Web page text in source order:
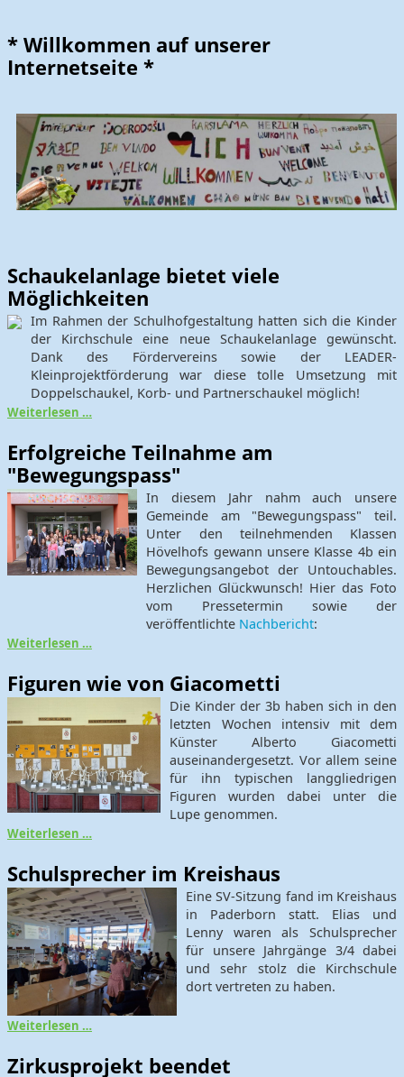
* Willkommen auf unserer
Internetseite *
Schaukelanlage bietet viele
Möglichkeiten
Im Rahmen der Schulhofgestaltung hatten sich die Kinder
der Kirchschule eine neue Schaukelanlage gewünscht.
Dank des Fördervereins sowie der LEADER-
Kleinprojektförderung war diese tolle Umsetzung mit
Doppelschaukel, Korb- und Partnerschaukel möglich!
Weiterlesen …
Erfolgreiche Teilnahme am
"Bewegungspass"
In diesem Jahr nahm auch unsere
Gemeinde am "Bewegungspass" teil.
Unter den teilnehmenden Klassen
Hövelhofs gewann unsere Klasse 4b ein
Bewegungsangebot der Untouchables.
Herzlichen Glückwunsch! Hier das Foto
vom Pressetermin sowie der
veröffentlichte Nachbericht:
Weiterlesen …
Figuren wie von Giacometti
Die Kinder der 3b haben sich in den
letzten Wochen intensiv mit dem
Künster Alberto Giacometti
auseinandergesetzt. Vor allem seine
für ihn typischen langgliedrigen
Figuren wurden dabei unter die
Lupe genommen.
Weiterlesen …
Schulsprecher im Kreishaus
Eine SV-Sitzung fand im Kreishaus
in Paderborn statt. Elias und
Lenny waren als Schulsprecher
für unsere Jahrgänge 3/4 dabei
und sehr stolz die Kirchschule
dort vertreten zu haben.
Weiterlesen …
Zirkusprojekt beendet